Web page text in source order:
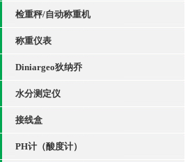
检重秤/自动称重机
称重仪表
Diniargeo狄纳乔
水分测定仪
接线盒
PH计（酸度计）